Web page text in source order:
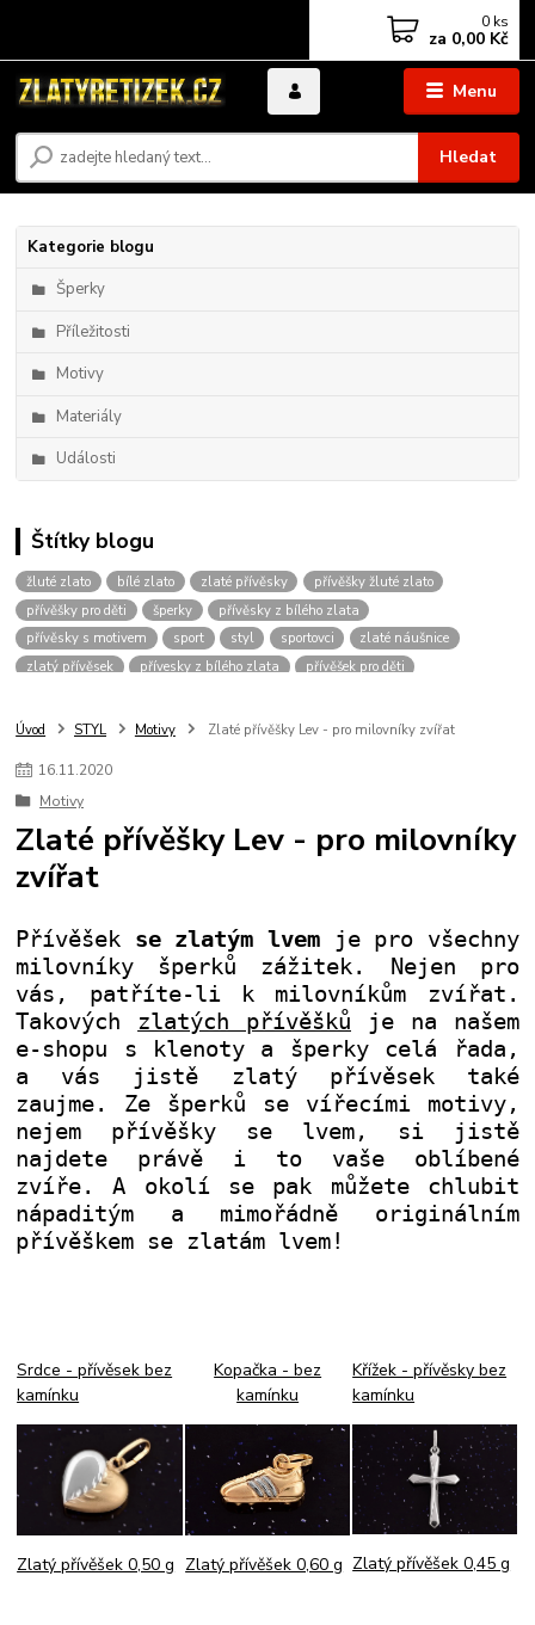
Menu
Hledat
0 ks
za 0,00 Kč
Kategorie blogu
Šperky
Příležitosti
Motivy
Materiály
Události
Štítky blogu
žluté zlato bílé zlato zlaté přívěsky
přívěšky žluté zlato
přívěšky pro děti
šperky
přívěsky z bílého zlata
přívěsky s motivem
sport styl sportovci
zlaté náušnice
zlatý přívěsek
přívesky z bílého zlata
přívěšek pro děti
přívěšky pro muže
přívěšky pro chlapce
přívěšky zvíře
pro štěstí
dvoubarevné přívěšky
přívěšky bílé zlato
přívěšek pro dítě
zlaté řetízky kombinace zlata
zirkony
fotbalový míč
Úvod STYL Motivy Zlaté přívěšky Lev - pro milovníky zvířat
16.11.2020
Motivy
Zlaté přívěšky Lev - pro milovníky
zvířat
Přívěšek se zlatým lvemje pro všechny
milovníky šperků zážitek. Nejen pro
vás, patříte-li k milovníkům zvířat.
Takových zlatých přívěšků je na našem
e-shopu s klenoty a šperky celá řada,
a vás jistě zlatý přívěsek také
zaujme. Ze šperků se vířecími motivy,
nejem přívěšky se lvem, si jistě
najdete právě i to vaše oblíbené
zvíře. A okolí se pak můžete chlubit
nápaditým a mimořádně originálním
přívěškem se zlatám lvem!
Srdce - přívěsek bez
kamínku
Zlatý přívěšek 0,50 g
Kopačka - bez
kamínku
Zlatý přívěšek 0,60 g
Křížek - přívěsky bez
kamínku
Zlatý přívěšek 0,45 g